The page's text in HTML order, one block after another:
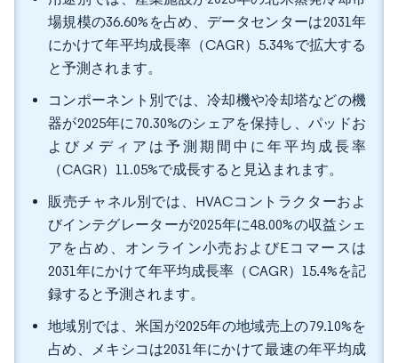
場規模の36.60%を占め、データセンターは2031年
にかけて年平均成長率（CAGR）5.34%で拡大する
と予測されます。
コンポーネント別では、冷却機や冷却塔などの機
器が2025年に70.30%のシェアを保持し、パッドお
よびメディアは予測期間中に年平均成長率
（CAGR）11.05%で成長すると見込まれます。
販売チャネル別では、HVACコントラクターおよ
びインテグレーターが2025年に48.00%の収益シェ
アを占め、オンライン小売およびEコマースは
2031年にかけて年平均成長率（CAGR）15.4%を記
録すると予測されます。
地域別では、米国が2025年の地域売上の79.10%を
占め、メキシコは2031年にかけて最速の年平均成